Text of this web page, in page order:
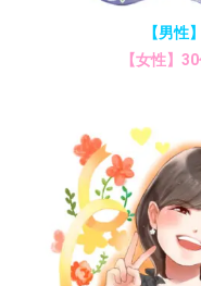
【男性
【女性】